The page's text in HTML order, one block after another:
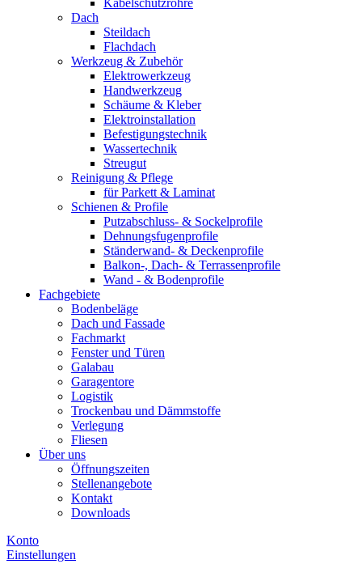
Kabelschutzrohre
Dach
Steildach
Flachdach
Werkzeug & Zubehör
Elektrowerkzeug
Handwerkzeug
Schäume & Kleber
Elektroinstallation
Befestigungstechnik
Wassertechnik
Streugut
Reinigung & Pflege
für Parkett & Laminat
Schienen & Profile
Putzabschluss- & Sockelprofile
Dehnungsfugenprofile
Ständerwand- & Deckenprofile
Balkon-, Dach- & Terrassenprofile
Wand - & Bodenprofile
Fachgebiete
Bodenbeläge
Dach und Fassade
Fachmarkt
Fenster und Türen
Galabau
Garagentore
Logistik
Trockenbau und Dämmstoffe
Verlegung
Fliesen
Über uns
Öffnungszeiten
Stellenangebote
Kontakt
Downloads
Konto
Einstellungen